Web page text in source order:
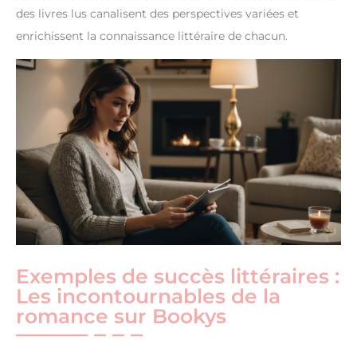
des livres lus canalisent des perspectives variées et
enrichissent la connaissance littéraire de chacun.
Exemples de succès littéraires :
Les incontournables de la
romance sur Bookys